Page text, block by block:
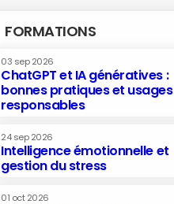
FORMATIONS
03 sep 2026
ChatGPT et IA génératives :
bonnes pratiques et usages
responsables
24 sep 2026
Intelligence émotionnelle et
gestion du stress
01 oct 2026